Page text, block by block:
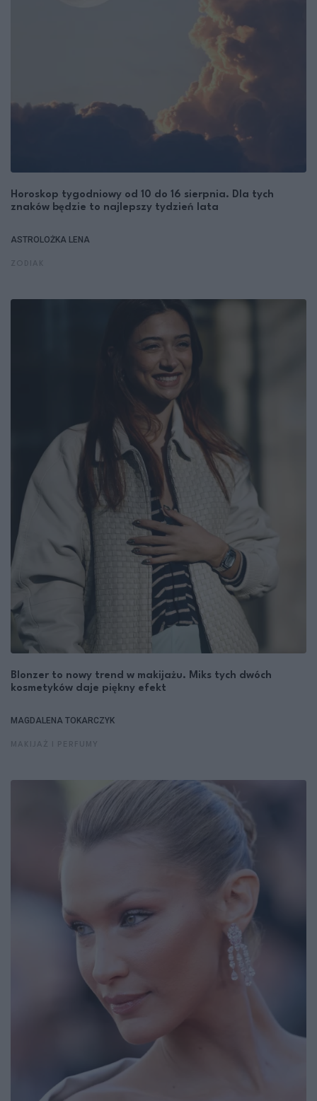
Horoskop tygodniowy od 10 do 16 sierpnia. Dla tych
znaków będzie to najlepszy tydzień lata
ASTROLOŻKA LENA
Blonzer to nowy trend w makijażu. Miks tych dwóch
kosmetyków daje piękny efekt
MAGDALENA TOKARCZYK